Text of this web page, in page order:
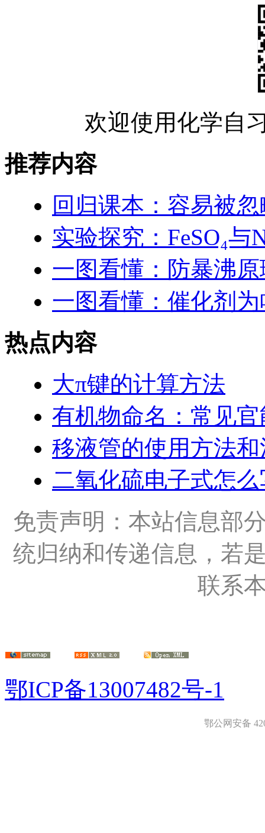
欢迎使用化学自
推荐内容
回归课本：容易被
实验探究：FeSO₄与
一图看懂：防暴沸原
一图看懂：催化剂
热点内容
大π键的计算方法
有机物命名：常见
移液管的使用方法
二氧化硫电子式怎
免责声明：本站信息部
统归纳和传递信息，若
联系
鄂ICP备13007482号-1
鄂公网安备